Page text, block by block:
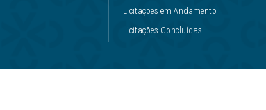
Licitações em Andamento
Licitações Concluídas